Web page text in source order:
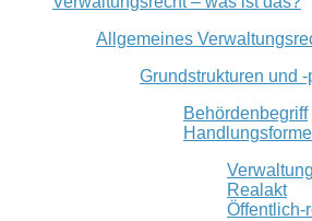
Allgemeines
Grundstrukturen und
Behördenbegriff
Realakt
Öffentlich-